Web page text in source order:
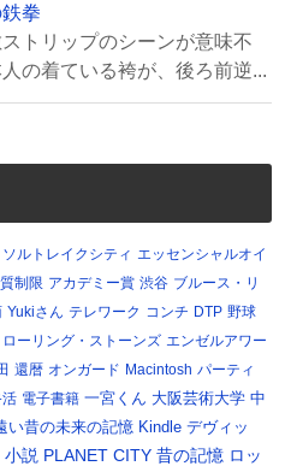
拳
トリップのシーンが意味不
の着ている袴が、後ろ前逆...
ソルトレイクシティ エッセンシャルオイ
制限 アカデミー賞 渋谷 ブルース・リ
Yukiさん テレワーク コンチ DTP 野球
ローリング・ストーンズ エンゼルアワー
還暦 オンガード Macintosh パーティ
活 電子書籍 一宮くん 大阪芸術大学 中
い昔の未来の記憶 Kindle デヴィッ
小説 PLANET CITY 昔の記憶 ロッ